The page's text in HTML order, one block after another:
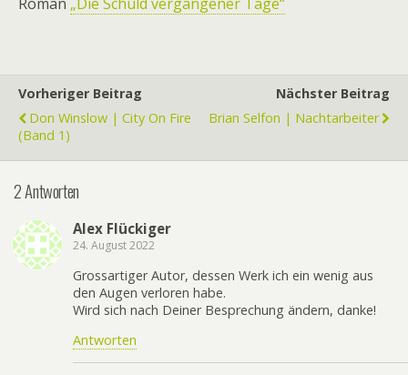
Vorheriger Beitrag
Don Winslow | City On Fire
(Band 1)
Nächster Beitrag
Brian Selfon | Nachtarbeiter
2 Antworten
Alex Flückiger
24. August 2022
Grossartiger Autor, dessen Werk ich ein wenig aus
den Augen verloren habe.
Wird sich nach Deiner Besprechung ändern, danke!
Antworten